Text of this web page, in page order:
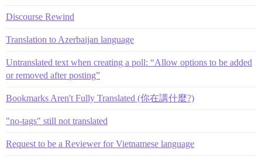
Discourse Rewind
Translation to Azerbaijan language
Untranslated text when creating a poll: “Allow options to be added
or removed after posting”
Bookmarks Aren't Fully Translated (你在講什麼?)
"no-tags" still not translated
Request to be a Reviewer for Vietnamese language